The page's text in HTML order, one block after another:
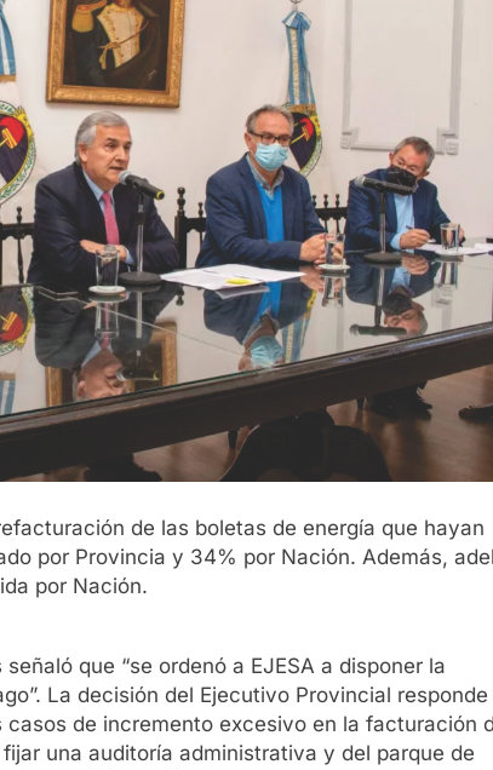
de las boletas de energía que hayan
por Provincia y 34% por Nación. Además,
por Nación.
que “se ordenó a EJESA a disponer la
La decisión del Ejecutivo Provincial responde
de incremento excesivo en la facturación
una auditoría administrativa y del parque de